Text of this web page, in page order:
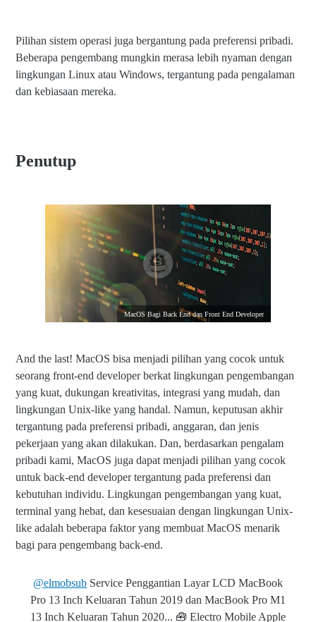
Pilihan sistem operasi juga bergantung pada preferensi pribadi.
Beberapa pengembang mungkin merasa lebih nyaman dengan
lingkungan Linux atau Windows, tergantung pada pengalaman
dan kebiasaan mereka.
Penutup
MacOS Bagi Back End dan Front End Developer
And the last! MacOS bisa menjadi pilihan yang cocok untuk
seorang front-end developer berkat lingkungan pengembangan
yang kuat, dukungan kreativitas, integrasi yang mudah, dan
lingkungan Unix-like yang handal. Namun, keputusan akhir
tergantung pada preferensi pribadi, anggaran, dan jenis
pekerjaan yang akan dilakukan. Dan, berdasarkan pengalam
pribadi kami, MacOS juga dapat menjadi pilihan yang cocok
untuk back-end developer tergantung pada preferensi dan
kebutuhan individu. Lingkungan pengembangan yang kuat,
terminal yang hebat, dan kesesuaian dengan lingkungan Unix-
like adalah beberapa faktor yang membuat MacOS menarik
bagi para pengembang back-end.
@elmobsub Service Penggantian Layar LCD MacBook
Pro 13 Inch Keluaran Tahun 2019 dan MacBook Pro M1
13 Inch Keluaran Tahun 2020... 🧰 Electro Mobile Apple